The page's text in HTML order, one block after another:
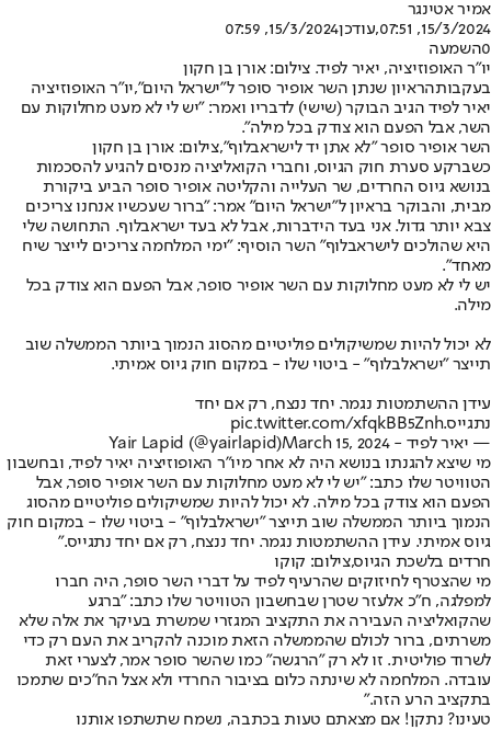
אמיר אטינגר
15/3/2024, 07:51
,עודכן15/3/2024, 07:59
0השמעה
יו"ר האופוזיציה, יאיר לפיד. צילום: אורן בן חקון
בעקבותהראיון שנתן השר אופיר סופר ל"ישראל היום",יו"ר האופוזיציה
יאיר לפיד הגיב הבוקר (שישי) לדבריו ואמר: "יש לי לא מעט מחלוקות עם
השר, אבל הפעם הוא צודק בכל מילה".
השר אופיר סופר "לא אתן יד לישראבלוף",צילום: אורן בן חקון
כשברקע סערת חוק הגיוס, וחברי הקואליציה מנסים להגיע להסכמות
בנושא גיוס החרדים, שר העלייה והקליטה אופיר סופר הביע ביקורת
מבית, והבוקר בראיון ל"ישראל היום" אמר: "ברור שעכשיו אנחנו צריכים
צבא יותר גדול. אני בעד הידברות, אבל לא בעד ישראבלוף. התחושה שלי
היא שהולכים לישראבלוף" השר הוסיף: "ימי המלחמה צריכים לייצר שיח
מאחד".
יש לי לא מעט מחלוקות עם השר אופיר סופר, אבל הפעם הוא צודק בכל
מילה.
לא יכול להיות שמשיקולים פוליטיים מהסוג הנמוך ביותר הממשלה שוב
תייצר "ישראלבלוף" - ביטוי שלו - במקום חוק גיוס אמיתי.
עידן ההשתמטות נגמר. יחד ננצח, רק אם יחד
נתגייס.pic.twitter.com/xfqkBB5Znh
— יאיר לפיד - Yair Lapid (@yairlapid)March 15, 2024
מי שיצא להגנתו בנושא היה לא אחר מיו"ר האופוזיציה יאיר לפיד, ובחשבון
הטוויטר שלו כתב: "יש לי לא מעט מחלוקות עם השר אופיר סופר, אבל
הפעם הוא צודק בכל מילה. לא יכול להיות שמשיקולים פוליטיים מהסוג
הנמוך ביותר הממשלה שוב תייצר "ישראלבלוף" - ביטוי שלו - במקום חוק
גיוס אמיתי. עידן ההשתמטות נגמר. יחד ננצח, רק אם יחד נתגייס."
חרדים בלשכת הגיוס,צילום: קוקו
מי שהצטרף לחיזוקים שהרעיף לפיד על דברי השר סופר, היה חברו
למפלגה, ח"כ אלעזר שטרן שבחשבון הטוויטר שלו כתב: "ברגע
שהקואליציה העבירה את התקציב המגזרי שמשרת בעיקר את אלה שלא
משרתים, ברור לכולם שהממשלה הזאת מוכנה להקריב את העם רק כדי
לשרוד פוליטית. זו לא רק ״הרגשה״ כמו שהשר סופר אמר, לצערי זאת
עובדה. המלחמה לא שינתה כלום בציבור החרדי ולא אצל הח״כים שתמכו
בתקציב הרע הזה."
טעינו? נתקן! אם מצאתם טעות בכתבה, נשמח שתשתפו אותנו